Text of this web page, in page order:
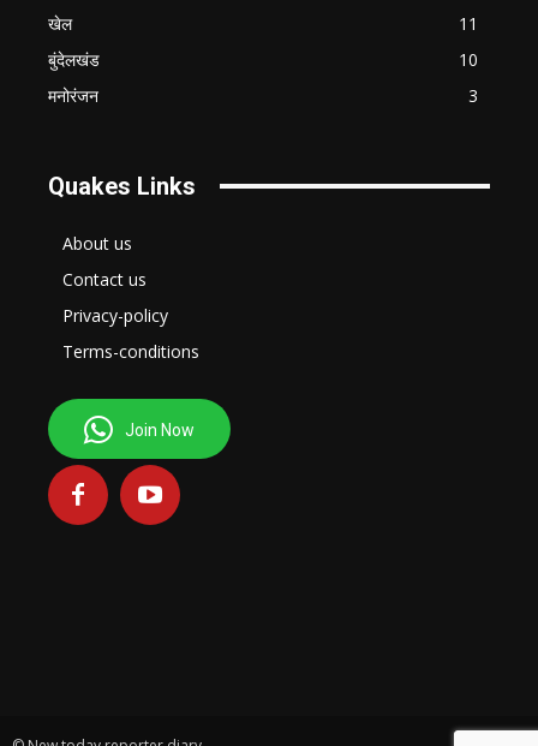
खेल
11
बुंदेलखंड
10
मनोरंजन
3
Quakes Links
About us
Contact us
Privacy-policy
Terms-conditions
Join Now